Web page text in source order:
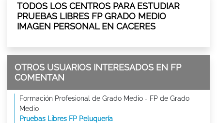
TODOS LOS CENTROS PARA ESTUDIAR
PRUEBAS LIBRES FP GRADO MEDIO
IMAGEN PERSONAL EN CACERES
OTROS USUARIOS INTERESADOS EN FP
COMENTAN
Formación Profesional de Grado Medio - FP de Grado
Medio
Pruebas Libres FP Peluquería